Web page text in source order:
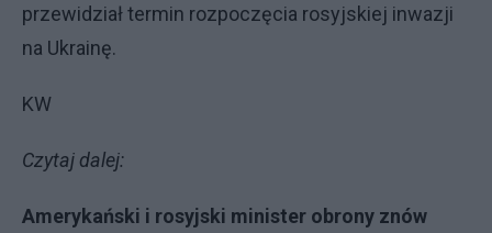
przewidział termin rozpoczęcia rosyjskiej inwazji
na Ukrainę.
KW
Czytaj dalej:
Amerykański i rosyjski minister obrony znów